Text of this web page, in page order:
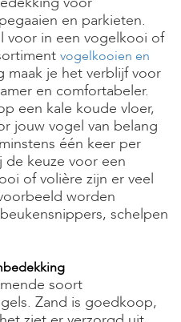
en parkieten.
voor in een vogelkooi of
vogelkooien en
je het verblijf voor
en comfortabeler.
een kale koude vloer,
jouw vogel van belang
één keer per
de keuze voor een
of volière zijn er veel
worden
schelpen
soort
Zand is goedkoop,